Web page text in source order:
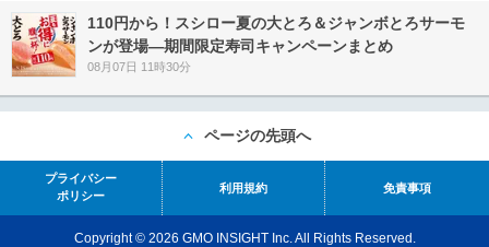
110円から！スシロー夏の大とろ＆ジャンボとろサーモ
ンが登場―期間限定寿司キャンペーンまとめ
08月07日 11時30分
ページの先頭へ
プライバシー
ポリシー
利用規約 免責事項
Copyright © 2026 GMO INSIGHT Inc. All Rights Reserved.